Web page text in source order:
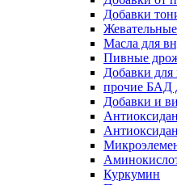
Добавки
Масла для
Пивные
Добавки
прочие БАД
Добавки и
Куркумин